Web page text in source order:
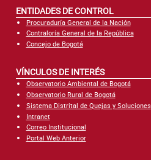
ENTIDADES DE CONTROL
Procuraduría General de la Nación
Contraloría General de la República
Concejo de Bogotá
VÍNCULOS DE INTERÉS
Observatorio Ambiental de Bogotá
Observatorio Rural de Bogotá
Sistema Distrital de Quejas y Soluciones
Intranet
Correo Institucional
Portal Web Anterior